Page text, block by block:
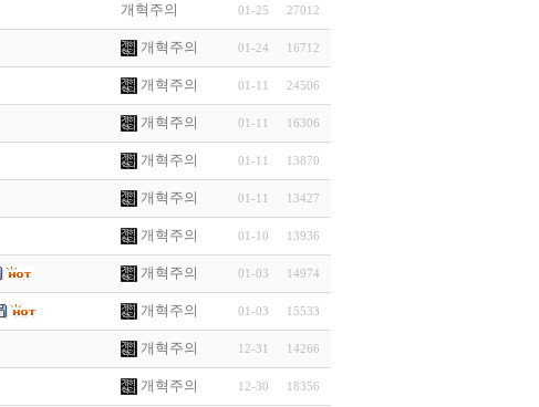
개혁주의 01-25 27012
개혁주의 01-24 16712
개혁주의 01-11 24506
개혁주의 01-11 16306
개혁주의 01-11 13870
개혁주의 01-11 13427
개혁주의 01-10 13936
개혁주의 01-03 14974
개혁주의 01-03 15533
개혁주의 12-31 14266
개혁주의 12-30 18356